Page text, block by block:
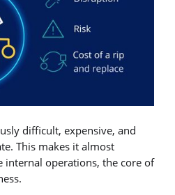
difficult, expensive, and
This makes it almost
internal operations, the core of